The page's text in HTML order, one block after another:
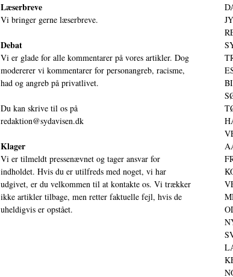
Læserbreve
Vi bringer gerne læserbreve.
Debat
Vi er glade for alle kommentarer på vores artikler. Dog
modererer vi kommentarer for personangreb, racisme,
had og angreb på privatlivet.
Du kan skrive til os på
redaktion@sydavisen.dk
Klager
Vi er tilmeldt pressenævnet og tager ansvar for
indholdet. Hvis du er utilfreds med noget, vi har
udgivet, er du velkommen til at kontakte os. Vi trækker
ikke artikler tilbage, men retter faktuelle fejl, hvis de
uheldigvis er opstået.